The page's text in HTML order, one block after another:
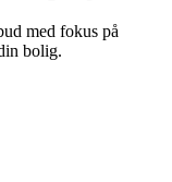
med fokus på
bolig.